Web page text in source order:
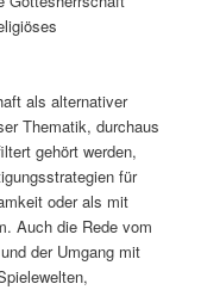
als alternativer
Thematik, durchaus
gehört werden,
für
oder als mit
Auch die Rede vom
der Umgang mit